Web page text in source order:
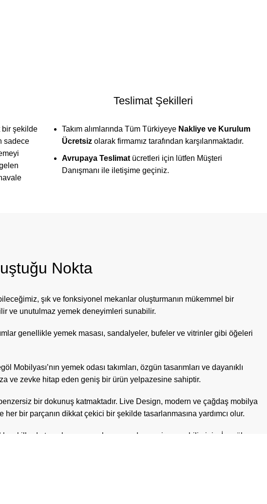
bir şekilde
sadece
Teslimat Şekilleri
Takım alımlarında Tüm Türkiyeye Nakliye ve Kurulum
Ücretsiz olarak firmamız tarafından karşılanmaktadır.
Avrupaya Teslimat ücretleri için lütfen Müşteri
Danışmanı ile iletişime geçiniz.
Nokta
şık ve fonksiyonel mekanlar oluşturmanın mükemmel bir
ve unutulmaz yemek deneyimleri sunabilir.
genellikle yemek masası, sandalyeler, bufeler ve vitrinler gibi öğeleri
yemek odası takımları, özgün tasarımları ve dayanıklı
ve zevke hitap eden geniş bir ürün yelpazesine sahiptir.
bir dokunuş katmaktadır. Live Design, modern ve çağdaş mobilya
her bir parçanın dikkat çekici bir şekilde tasarlanmasına yardımcı olur.
şekillerde tasarlanan masalar arasından seçim yapabilirsiniz. İnegöl
arasından seçim yapabilirsiniz. Live Design’in tasarım dokunuşlarıyla,